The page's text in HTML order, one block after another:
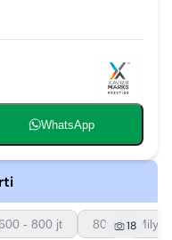
WhatsApp
- 800 jt 800 - 1 Milyar
18